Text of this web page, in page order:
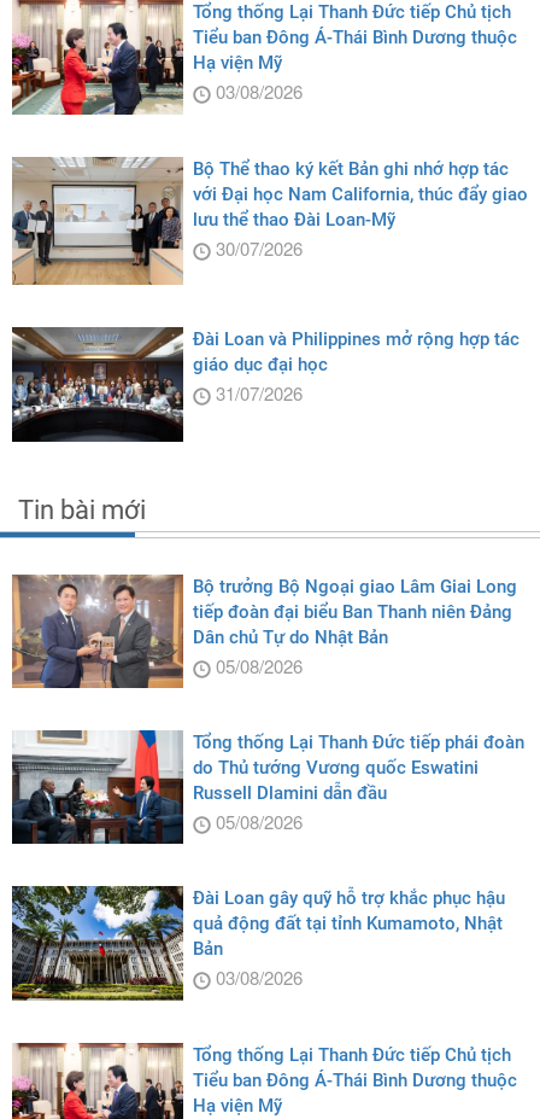
Tổng thống Lại Thanh Đức tiếp Chủ tịch
Tiểu ban Đông Á-Thái Bình Dương thuộc
Hạ viện Mỹ
03/08/2026
Bộ Thể thao ký kết Bản ghi nhớ hợp tác
với Đại học Nam California, thúc đẩy giao
lưu thể thao Đài Loan-Mỹ
30/07/2026
Đài Loan và Philippines mở rộng hợp tác
giáo dục đại học
31/07/2026
Tin bài mới
Bộ trưởng Bộ Ngoại giao Lâm Giai Long
tiếp đoàn đại biểu Ban Thanh niên Đảng
Dân chủ Tự do Nhật Bản
05/08/2026
Tổng thống Lại Thanh Đức tiếp phái đoàn
do Thủ tướng Vương quốc Eswatini
Russell Dlamini dẫn đầu
05/08/2026
Đài Loan gây quỹ hỗ trợ khắc phục hậu
quả động đất tại tỉnh Kumamoto, Nhật
Bản
03/08/2026
Tổng thống Lại Thanh Đức tiếp Chủ tịch
Tiểu ban Đông Á-Thái Bình Dương thuộc
Hạ viện Mỹ